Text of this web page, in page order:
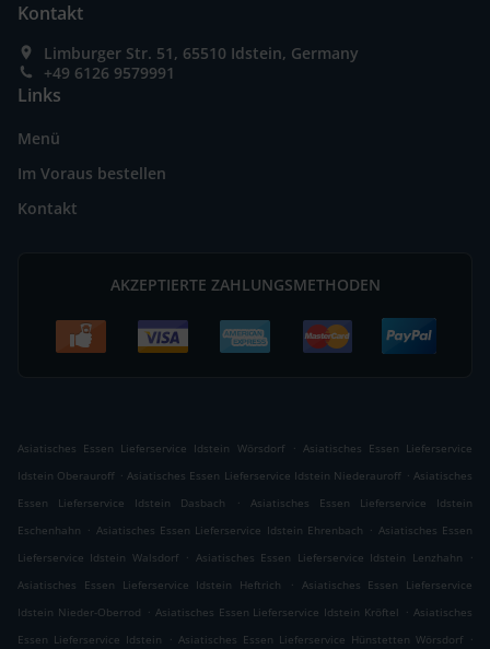
Kontakt
Limburger Str. 51, 65510 Idstein, Germany
+49 6126 9579991
Links
Menü
Im Voraus bestellen
Kontakt
AKZEPTIERTE ZAHLUNGSMETHODEN
Asiatisches Essen Lieferservice Idstein Wörsdorf . Asiatisches Essen Lieferservice
Idstein Oberauroff . Asiatisches Essen Lieferservice Idstein Niederauroff . Asiatisches
Essen Lieferservice Idstein Dasbach
.
Asiatisches Essen Lieferservice Idstein
Eschenhahn . Asiatisches Essen Lieferservice Idstein Ehrenbach . Asiatisches Essen
Lieferservice Idstein Walsdorf . Asiatisches Essen Lieferservice Idstein Lenzhahn
.
Asiatisches Essen Lieferservice Idstein Heftrich
. Asiatisches Essen Lieferservice
Idstein Nieder-Oberrod . Asiatisches Essen Lieferservice Idstein Kröftel . Asiatisches
Essen Lieferservice Idstein
. Asiatisches Essen Lieferservice Hünstetten Wörsdorf .